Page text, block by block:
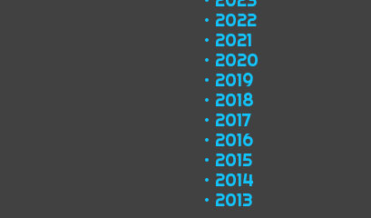
2022
2021
2020
2019
2018
2017
2016
2015
2014
2013